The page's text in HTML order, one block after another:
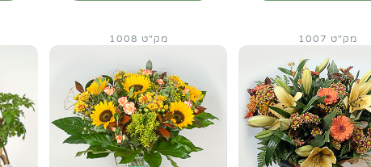
מק"ט 1007 מק"ט 1008